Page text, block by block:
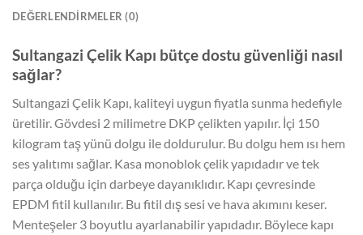
DEĞERLENDIRMELER (0)
Sultangazi Çelik Kapı bütçe dostu güvenliği nasıl
sağlar?
Sultangazi Çelik Kapı, kaliteyi uygun fiyatla sunma hedefiyle
üretilir. Gövdesi 2 milimetre DKP çelikten yapılır. İçi 150
kilogram taş yünü dolgu ile doldurulur. Bu dolgu hem ısı hem
ses yalıtımı sağlar. Kasa monoblok çelik yapıdadır ve tek
parça olduğu için darbeye dayanıklıdır. Kapı çevresinde
EPDM fitil kullanılır. Bu fitil dış sesi ve hava akımını keser.
Menteşeler 3 boyutlu ayarlanabilir yapıdadır. Böylece kapı